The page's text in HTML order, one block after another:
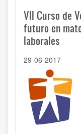
VII Curso de
futuro en
laborales
29-06-2017